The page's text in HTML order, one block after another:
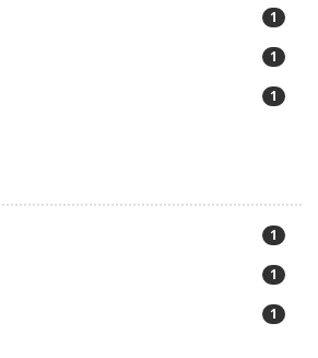
1
1
1
1
1
1